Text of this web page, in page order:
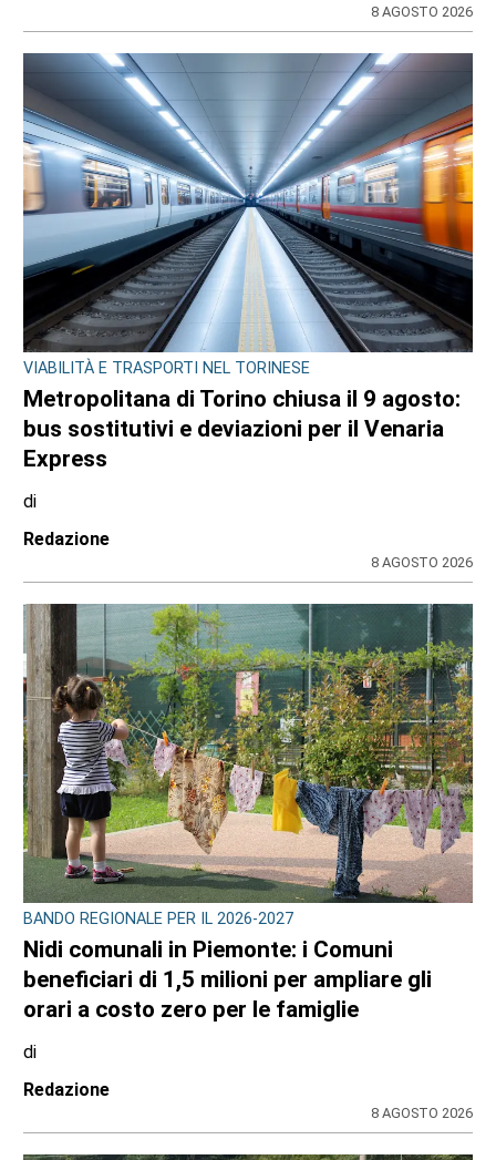
Gloria Rossatto
8 AGOSTO 2026
VIABILITÀ E TRASPORTI NEL TORINESE
Metropolitana di Torino chiusa il 9 agosto:
bus sostitutivi e deviazioni per il Venaria
Express
Redazione
8 AGOSTO 2026
BANDO REGIONALE PER IL 2026-2027
Nidi comunali in Piemonte: i Comuni
beneficiari di 1,5 milioni per ampliare gli
orari a costo zero per le famiglie